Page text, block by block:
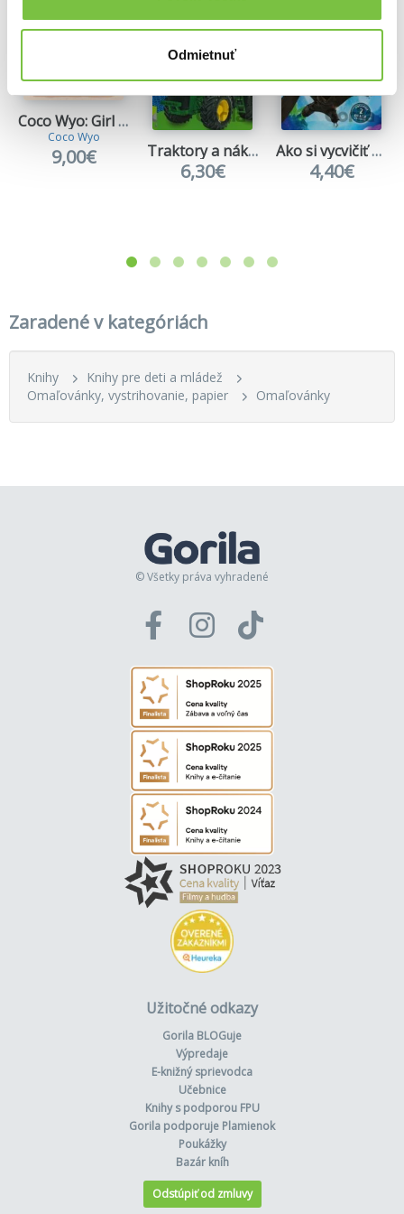
Odmietnuť
Coco Wyo: Girl Moments
Coco Wyo
9,00€ Traktory a nákladiaky
6,30€
Ako si vycvičiť draka
4,40€
Zaradené v kategóriách
Knihy
Knihy pre deti a mládež
Omaľovánky, vystrihovanie, papier
Omaľovánky
© Všetky práva vyhradené
Užitočné odkazy
Gorila BLOGuje
Výpredaje
E-knižný sprievodca
Učebnice
Knihy s podporou FPU
Gorila podporuje Plamienok
Poukážky
Bazár kníh
Odstúpiť od zmluvy